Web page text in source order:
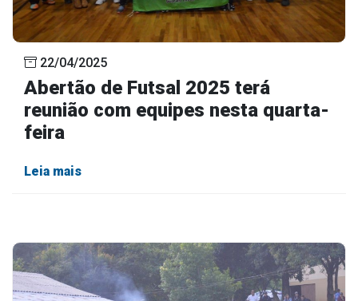
22/04/2025
Abertão de Futsal 2025 terá
reunião com equipes nesta quarta-
feira
Leia mais